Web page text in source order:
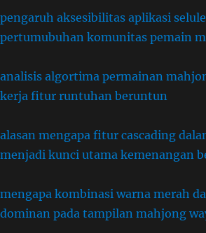
pengaruh aksesibilitas aplikasi
pertumubuhan komunitas pemain
analisis algortima permainan
kerja fitur runtuhan beruntun
alasan mengapa fitur cascading
menjadi kunci utama kemenangan
mengapa kombinasi warna merah
dominan pada tampilan mahjong